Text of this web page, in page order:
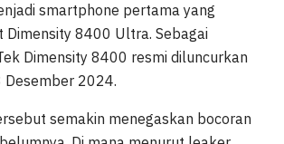
smartphone pertama yang
Dimensity 8400 Ultra. Sebagai
Dimensity 8400 resmi diluncurkan
2024.
semakin menegaskan bocoran